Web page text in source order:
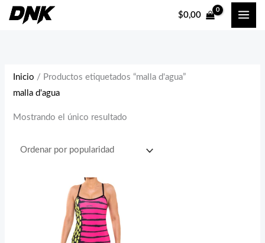
$0,00
Inicio / Productos etiquetados “malla d'agua”
malla d'agua
Mostrando el único resultado